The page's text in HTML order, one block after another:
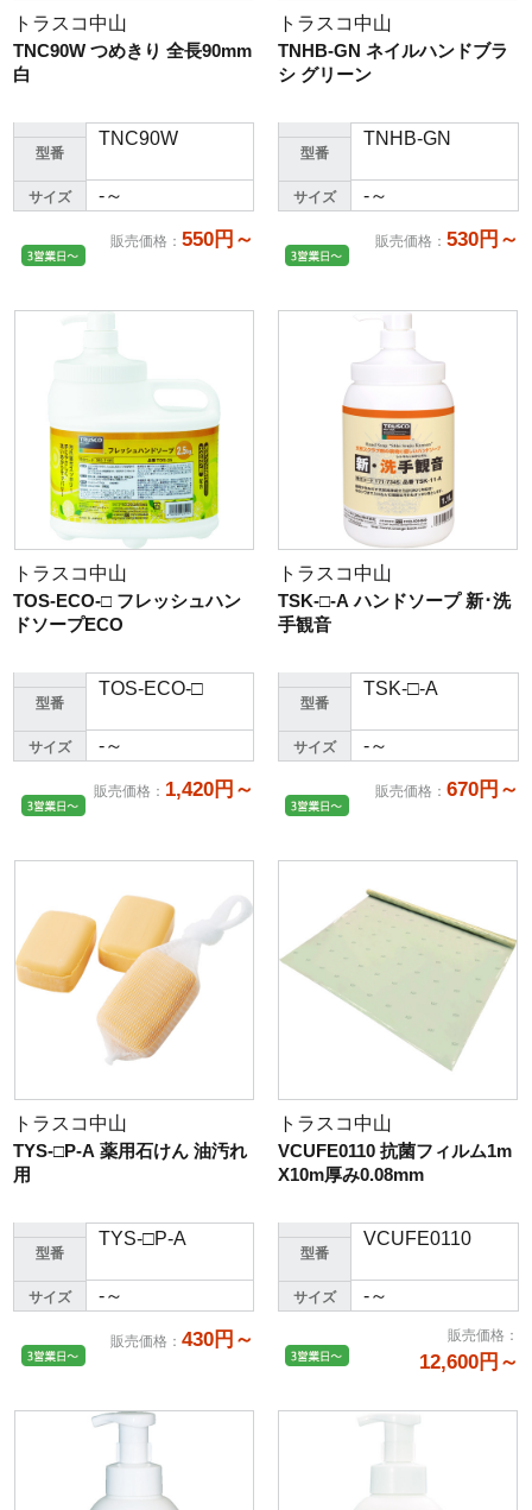
トラスコ中山
TNC90W つめきり 全長90mm
白
型番
TNC90W
サイズ -～
販売価格 ： 550円～
トラスコ中山
TNHB-GN ネイルハンドブラ
シ グリーン
型番
TNHB-GN
サイズ -～
販売価格 ： 530円～
トラスコ中山
TOS-ECO-□ フレッシュハン
ドソープECO
型番
TOS-ECO-□
サイズ -～
販売価格 ： 1,420円～
トラスコ中山
TSK-□-A ハンドソープ 新･洗
手観音
型番
TSK-□-A
サイズ -～
販売価格 ： 670円～
トラスコ中山
TYS-□P-A 薬用石けん 油汚れ
用
型番
TYS-□P-A
サイズ -～
販売価格 ： 430円～
トラスコ中山
VCUFE0110 抗菌フィルム1m
X10m厚み0.08mm
型番
VCUFE0110
サイズ -～
販売価格 ：
12,600円～